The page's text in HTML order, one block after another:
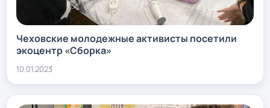
Чеховские молодежные активисты посетили
экоцентр «Сборка»
10.01.2023